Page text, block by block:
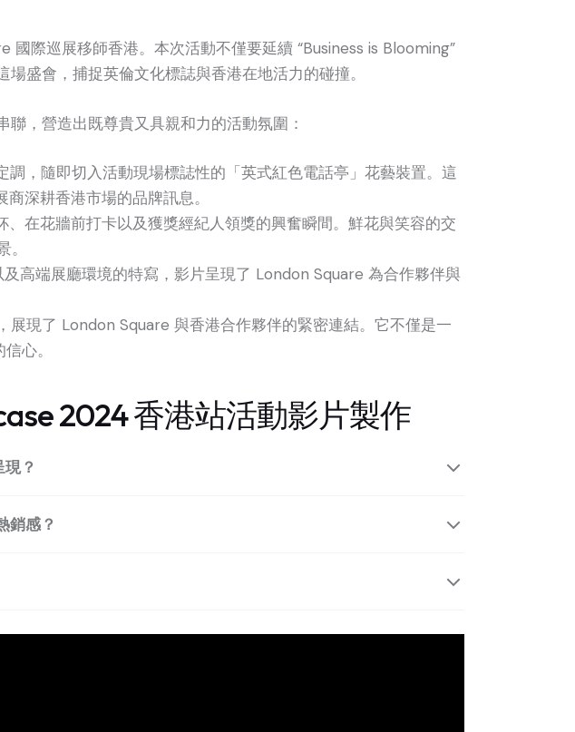
國際巡展移師香港。本次活動不僅要延續 “Business is Blooming”
盛會，捕捉英倫文化標誌與香港在地活力的碰撞。
，營造出既尊貴又具親和力的活動氛圍：
調，隨即切入活動現場標誌性的「英式紅色電話亭」花藝裝置。這
深耕香港市場的品牌訊息。
在花牆前打卡以及獲獎經紀人領獎的興奮瞬間。鮮花與笑容的交
高端展廳環境的特寫，影片呈現了 London Square 為合作夥伴與
展現了 London Square 與香港合作夥伴的緊密連結。它不僅是一
心。
2024 香港站活動影片製作
？
銷感？